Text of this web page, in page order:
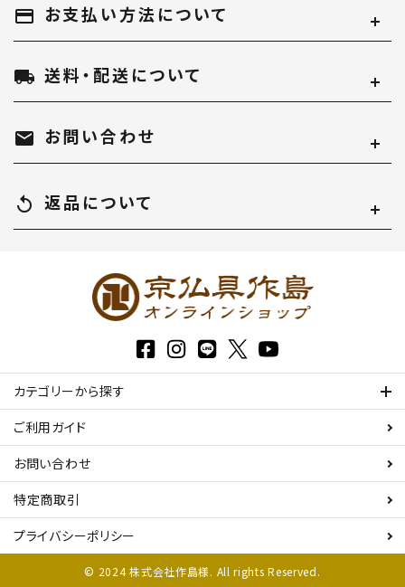
payment お支払い方法について
local_shipping 送料・配送について
mail お問い合わせ
replay 返品について
カテゴリーから探す
ご利用ガイド
お問い合わせ
特定商取引
プライバシーポリシー
© 2024 株式会社作島様. All rights Reserved.